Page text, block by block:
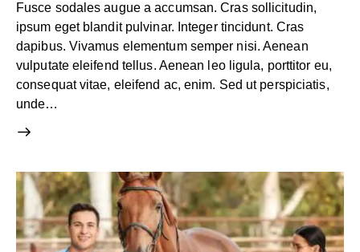
Fusce sodales augue a accumsan. Cras sollicitudin,
ipsum eget blandit pulvinar. Integer tincidunt. Cras
dapibus. Vivamus elementum semper nisi. Aenean
vulputate eleifend tellus. Aenean leo ligula, porttitor eu,
consequat vitae, eleifend ac, enim. Sed ut perspiciatis,
unde…